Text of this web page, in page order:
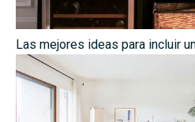
Las mejores ideas para incluir